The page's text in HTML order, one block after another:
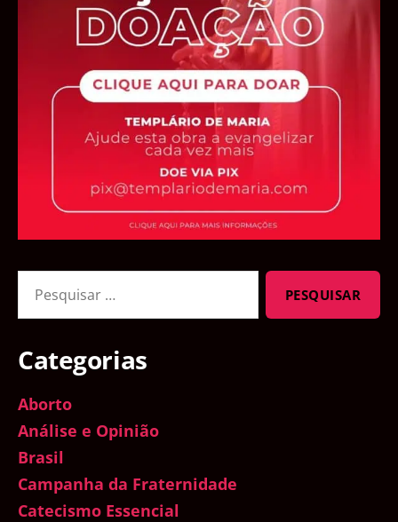
por:
Categorias
Aborto
Análise e Opinião
Brasil
Campanha da Fraternidade
Catecismo Essencial